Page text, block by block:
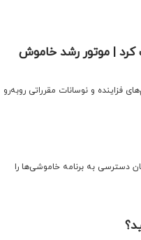
کرد | موتور رشد خاموش
فزاینده و نوسانات مقرراتی روبه‌رو
دسترسی به برنامه خاموشی‌ها را